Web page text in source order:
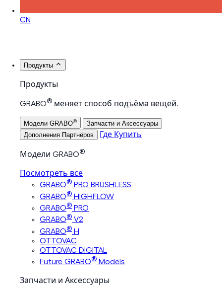
CN
Продукты
Продукты
GRABO® меняет способ подъёма вещей.
Модели GRABO®
Запчасти и Аксессуары
Дополнения Партнёров
Где Купить
Модели GRABO®
Посмотреть все
GRABO® PRO BRUSHLESS
GRABO® HIGHFLOW
GRABO® PRO
GRABO® V2
GRABO® H
OTTOVAC
OTTOVAC DIGITAL
Future GRABO® Models
Запчасти и Аксессуары